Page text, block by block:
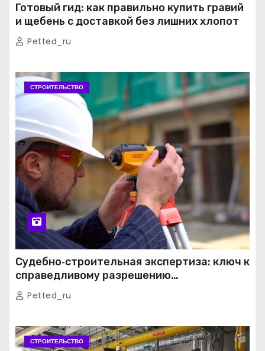
Готовый гид: как правильно купить гравий
и щебень с доставкой без лишних хлопот
Petted_ru
СТРОИТЕЛЬСТВО
Судебно‑строительная экспертиза: ключ к
справедливому разрешению
строительных споров
Petted_ru
СТРОИТЕЛЬСТВО